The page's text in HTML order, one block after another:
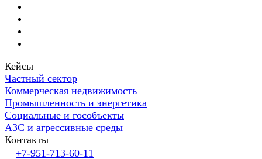
Кейсы
Частный сектор
Коммерческая недвижимость
Промышленность и энергетика
Социальные и гособъекты
АЗС и агрессивные среды
Контакты
+7-951-713-60-11